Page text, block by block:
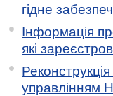
гідне
Інформація
які
управлінням